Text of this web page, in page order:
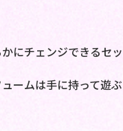
にチェンジできるセッ
ームは手に持って遊